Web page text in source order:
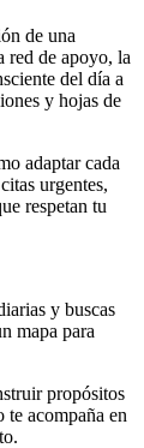
de una
red de apoyo, la
del día a
y hojas de
adaptar cada
urgentes,
respetan tu
y buscas
mapa para
propósitos
te acompaña en